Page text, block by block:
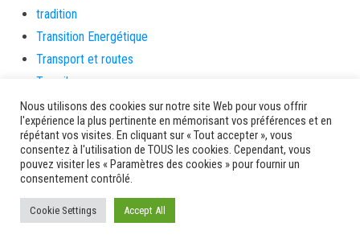
tradition
Transition Energétique
Transport et routes
Travail
Travaux
Travaux THD
travaux utiles
TSUNAMI
TZCLD
uncategorized
Nous utilisons des cookies sur notre site Web pour vous offrir
l'expérience la plus pertinente en mémorisant vos préférences et en
répétant vos visites. En cliquant sur « Tout accepter », vous
consentez à l'utilisation de TOUS les cookies. Cependant, vous
pouvez visiter les « Paramètres des cookies » pour fournir un
consentement contrôlé.
Cookie Settings Accept All